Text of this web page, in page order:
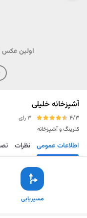
اولین عکس
آشپزخانه خلیلی
4/3
3 رای
کترینگ و آشپزخانه
مسیریابی
اطلاعات عمومی نظرات
مسیریابی